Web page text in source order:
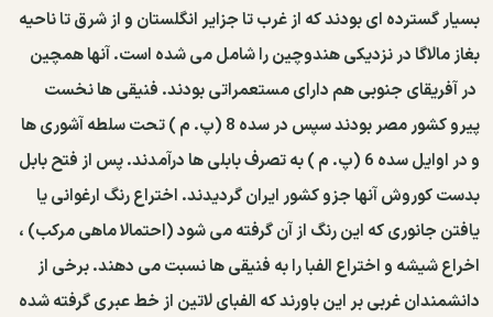
بسیار گسترده ای بودند كه از غرب تا جزایر انگلستان و از شرق تا ناحیه
بغاز مالاگا در نزدیكی هندوچین را شامل می شده است. آنها همچین
در آفریقای جنوبی هم دارای مستعمراتی بودند. فنیقی ها نخست
پیرو كشور مصر بودند سپس در سده 8 (پ. م ) تحت سلطه آشوری ها
و در اوایل سده 6 (پ. م ) به تصرف بابلی ها درآمدند. پس از فتح بابل
بدست كوروش آنها جزو كشور ایران گردیدند. اختراع رنگ ارغوانی یا
یافتن جانوری كه این رنگ از آن گرفته می شود (احتمالا ماهی مركب) ،
اخراع شیشه و اختراع الفبا را به فنیقی ها نسبت می دهند. برخی از
دانشمندان غربی بر این باورند كه الفبای لاتین از خط عبری گرفته شده